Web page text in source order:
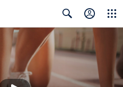
Search